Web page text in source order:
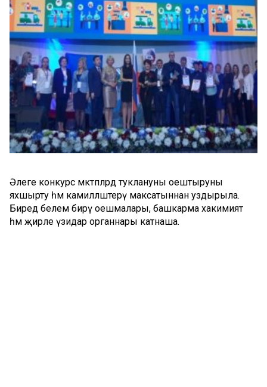
Әлеге конкурс мәктәпләрдә туклануны оештыруны
яхшырту һәм камилләштерү максатыннан уздырыла.
Биредә белем бирү оешмалары, башкарма хакимият
һәм җирле үзидарә органнары катнаша.